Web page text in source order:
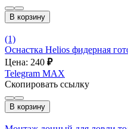
В корзину
(1)
Оснастка Helios фидерная
Цена: 240 ₽
Telegram MAX
Скопировать ссылку
В корзину